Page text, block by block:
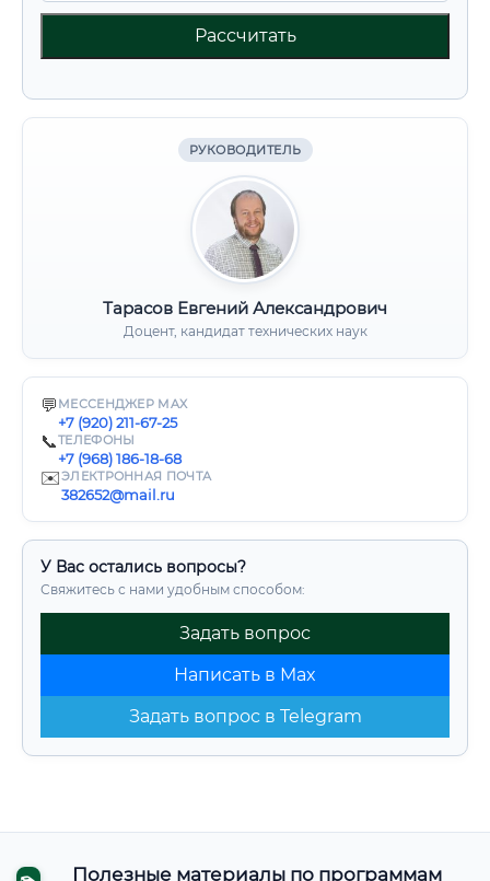
Рассчитать
РУКОВОДИТЕЛЬ
Тарасов Евгений Александрович
Доцент, кандидат технических наук
💬 МЕССЕНДЖЕР MAX
+7 (920) 211-67-25
📞ТЕЛЕФОНЫ
+7 (968) 186-18-68
✉️ЭЛЕКТРОННАЯ ПОЧТА
382652@mail.ru
У Вас остались вопросы?
Свяжитесь с нами удобным способом:
Задать вопрос
Написать в Max
Задать вопрос в Telegram
Полезные материалы по программам